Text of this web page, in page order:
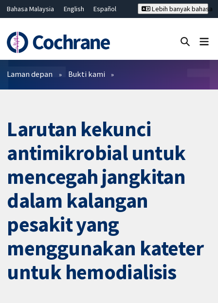
Bahasa Malaysia English
Español
Hrvatski
Deutsch ไทย
繁體中文
简体中文
Lebih banyak bahasa
Penapis
Laman depan Bukti kami
Larutan kekunci
antimikrobial untuk
mencegah jangkitan
dalam kalangan
pesakit yang
menggunakan kateter
untuk hemodialisis